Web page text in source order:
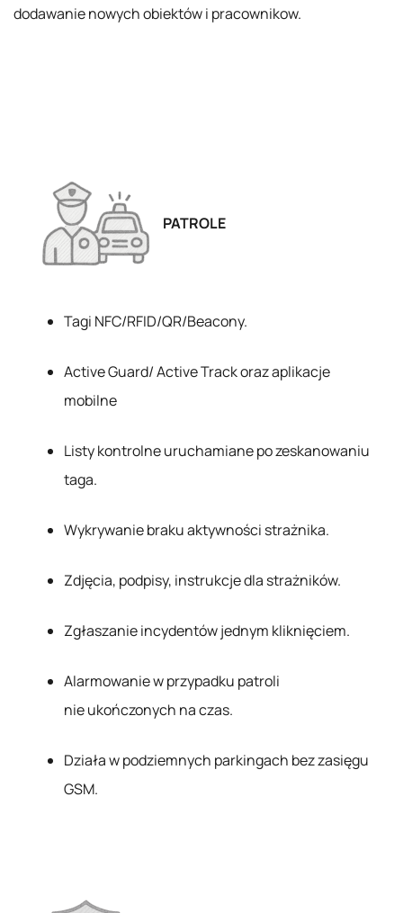
dodawanie nowych obiektów i pracownikow.
PATROLE
Tagi NFC/RFID/QR/Beacony.
Active Guard/ Active Track oraz aplikacje
mobilne
Listy kontrolne uruchamiane po zeskanowaniu
taga.
Wykrywanie braku aktywności strażnika.
Zdjęcia, podpisy, instrukcje dla strażników.
Zgłaszanie incydentów jednym kliknięciem.
Alarmowanie w przypadku patroli
nie ukończonych na czas.
Działa w podziemnych parkingach bez zasięgu
GSM.